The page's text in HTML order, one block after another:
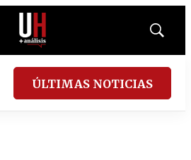
Mostrar
ÚLTIMAS NOTICIAS